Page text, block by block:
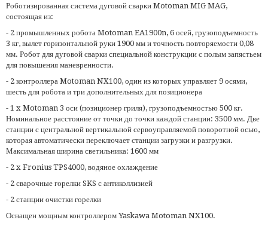
Роботизированная система дуговой сварки Motoman MIG MAG,
состоящая из:
- 2 промышленных робота Motoman EA1900n, 6 осей, грузоподъемность
3 кг, вылет горизонтальной руки 1900 мм и точность повторяемости 0,08
мм. Робот для дуговой сварки специальной конструкции с полым запястьем
для повышения маневренности.
- 2 контроллера Motoman NX100, один из которых управляет 9 осями,
шесть для робота и три дополнительных для позиционера
- 1 x Motoman 3 оси (позиционер гриля), грузоподъемностью 500 кг.
Номинальное расстояние от точки до точки каждой станции: 3500 мм. Две
станции с центральной вертикальной сервоуправляемой поворотной осью,
которая автоматически переключает станции загрузки и разгрузки.
Максимальная ширина светильника: 1600 мм
- 2 x Fronius TPS4000, водяное охлаждение
- 2 сварочные горелки SKS с антиколлизией
- 2 станции очистки горелки
Оснащен мощным контроллером Yaskawa Motoman NX100.